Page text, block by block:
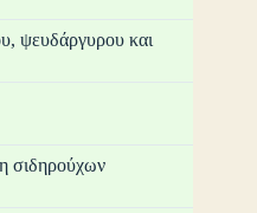
ψευδάργυρου και
σιδηρούχων